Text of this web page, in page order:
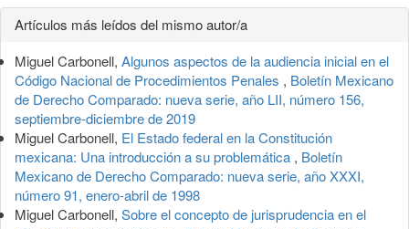
Detalles
del
artículo
Artículos más leídos del mismo autor/a
Miguel Carbonell, Algunos aspectos de la audiencia inicial en el
Código Nacional de Procedimientos Penales , Boletín Mexicano
de Derecho Comparado: nueva serie, año LII, número 156,
septiembre-diciembre de 2019
Miguel Carbonell, El Estado federal en la Constitución
mexicana: Una introducción a su problemática , Boletín
Mexicano de Derecho Comparado: nueva serie, año XXXI,
número 91, enero-abril de 1998
Miguel Carbonell, Sobre el concepto de jurisprudencia en el